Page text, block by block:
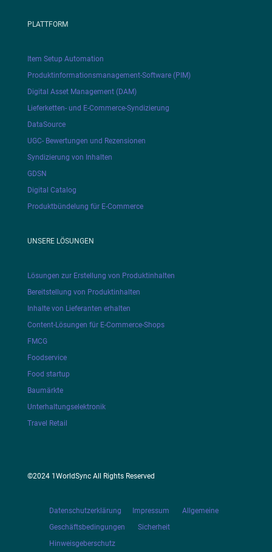
PLATTFORM
Item Setup Automation
Produktinformationsmanagement-Software (PIM)
Digital Asset Management (DAM)
Lieferketten- und E-Commerce-Syndizierung
DataSource
UGC- Bewertungen und Rezensionen
Syndizierung von Inhalten
GDSN
Digital Catalog
Produktbündelung für E-Commerce
UNSERE LÖSUNGEN
Lösungen zur Erstellung von Produktinhalten
Bereitstellung von Produktinhalten
Inhalte von Lieferanten erhalten
Content-Lösungen für E-Commerce-Shops
FMCG
Foodservice
Food startup
Baumärkte
Unterhaltungselektronik
Travel Retail
©2024 1WorldSync All Rights Reserved
Datenschutzerklärung Impressum
Allgemeine
Geschäftsbedingungen Sicherheit
Hinweisgeberschutz